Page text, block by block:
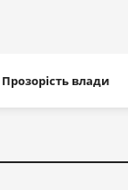
Прозорість влади